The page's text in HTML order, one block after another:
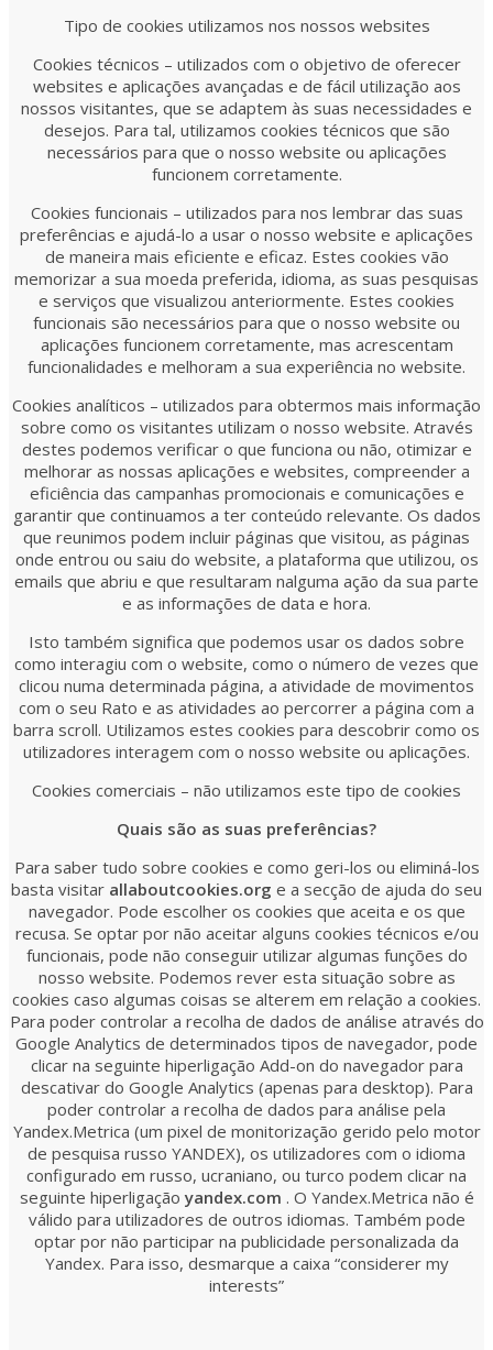
Tipo de cookies utilizamos nos nossos websites
Cookies técnicos – utilizados com o objetivo de oferecer
websites e aplicações avançadas e de fácil utilização aos
nossos visitantes, que se adaptem às suas necessidades e
desejos. Para tal, utilizamos cookies técnicos que são
necessários para que o nosso website ou aplicações
funcionem corretamente.
Cookies funcionais – utilizados para nos lembrar das suas
preferências e ajudá-lo a usar o nosso website e aplicações
de maneira mais eficiente e eficaz. Estes cookies vão
memorizar a sua moeda preferida, idioma, as suas pesquisas
e serviços que visualizou anteriormente. Estes cookies
funcionais são necessários para que o nosso website ou
aplicações funcionem corretamente, mas acrescentam
funcionalidades e melhoram a sua experiência no website.
Cookies analíticos – utilizados para obtermos mais informação
sobre como os visitantes utilizam o nosso website. Através
destes podemos verificar o que funciona ou não, otimizar e
melhorar as nossas aplicações e websites, compreender a
eficiência das campanhas promocionais e comunicações e
garantir que continuamos a ter conteúdo relevante. Os dados
que reunimos podem incluir páginas que visitou, as páginas
onde entrou ou saiu do website, a plataforma que utilizou, os
emails que abriu e que resultaram nalguma ação da sua parte
e as informações de data e hora.
Isto também significa que podemos usar os dados sobre
como interagiu com o website, como o número de vezes que
clicou numa determinada página, a atividade de movimentos
com o seu Rato e as atividades ao percorrer a página com a
barra scroll. Utilizamos estes cookies para descobrir como os
utilizadores interagem com o nosso website ou aplicações.
Cookies comerciais – não utilizamos este tipo de cookies
Quais são as suas preferências?
Para saber tudo sobre cookies e como geri-los ou eliminá-los
basta visitar allaboutcookies.org e a secção de ajuda do seu
navegador. Pode escolher os cookies que aceita e os que
recusa. Se optar por não aceitar alguns cookies técnicos e/ou
funcionais, pode não conseguir utilizar algumas funções do
nosso website. Podemos rever esta situação sobre as
cookies caso algumas coisas se alterem em relação a cookies.
Para poder controlar a recolha de dados de análise através do
Google Analytics de determinados tipos de navegador, pode
clicar na seguinte hiperligação Add-on do navegador para
descativar do Google Analytics (apenas para desktop). Para
poder controlar a recolha de dados para análise pela
Yandex.Metrica (um pixel de monitorização gerido pelo motor
de pesquisa russo YANDEX), os utilizadores com o idioma
configurado em russo, ucraniano, ou turco podem clicar na
seguinte hiperligação yandex.com . O Yandex.Metrica não é
válido para utilizadores de outros idiomas. Também pode
optar por não participar na publicidade personalizada da
Yandex. Para isso, desmarque a caixa “considerer my
interests”